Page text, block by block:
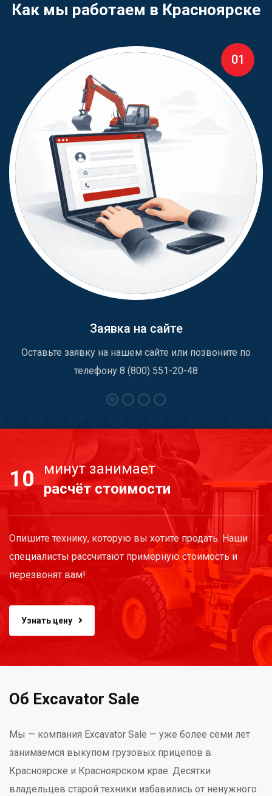
Как мы работаем в Красноярске
01
Заявка на сайте
Оставьте заявку на нашем сайте или позвоните по
телефону 8 (800) 551-20-48
10
минут занимает
расчёт стоимости
Опишите технику, которую вы хотите продать. Наши
специалисты рассчитают примерную стоимость и
перезвонят вам!
Узнать цену
Об Excavator Sale
Мы — компания Excavator Sale — уже более семи лет
занимаемся выкупом грузовых прицепов в
Красноярске и Красноярском крае. Десятки
владельцев старой техники избавились от ненужного